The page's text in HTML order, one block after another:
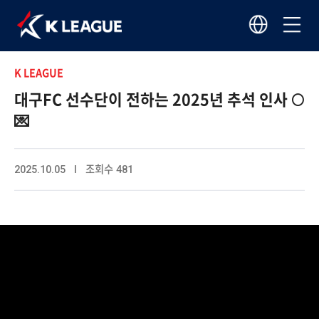
K LEAGUE
대구FC 선수단이 전하는 2025년 추석 인사 🌕
💌
2025.10.05 I 조회수 481